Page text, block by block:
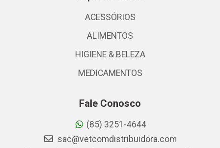
ACESSÓRIOS
ALIMENTOS
HIGIENE & BELEZA
MEDICAMENTOS
Fale Conosco
(85) 3251-4644
sac@vetcomdistribuidora.com